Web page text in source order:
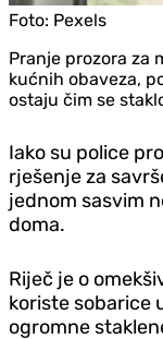
Foto: Pexels
Pranje prozora za
kućnih obaveza,
ostaju čim se
Iako su police
rješenje za
jednom sasvim
doma.
Riječ je o
koriste sobarice
ogromne